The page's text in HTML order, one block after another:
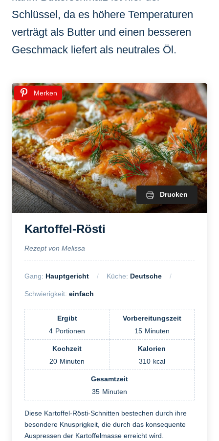
Schlüssel, da es höhere Temperaturen
verträgt als Butter und einen besseren
Geschmack liefert als neutrales Öl.
Merken
Drucken
Kartoffel-Rösti
Rezept von Melissa
Gang: Hauptgericht Küche: Deutsche
Schwierigkeit: einfach
Ergibt
4 Portionen
Vorbereitungszeit
15 Minuten
Kochzeit
20 Minuten
Kalorien
310 kcal
Gesamtzeit
35 Minuten
Diese Kartoffel-Rösti-Schnitten bestechen durch ihre
besondere Knusprigkeit, die durch das konsequente
Auspressen der Kartoffelmasse erreicht wird.